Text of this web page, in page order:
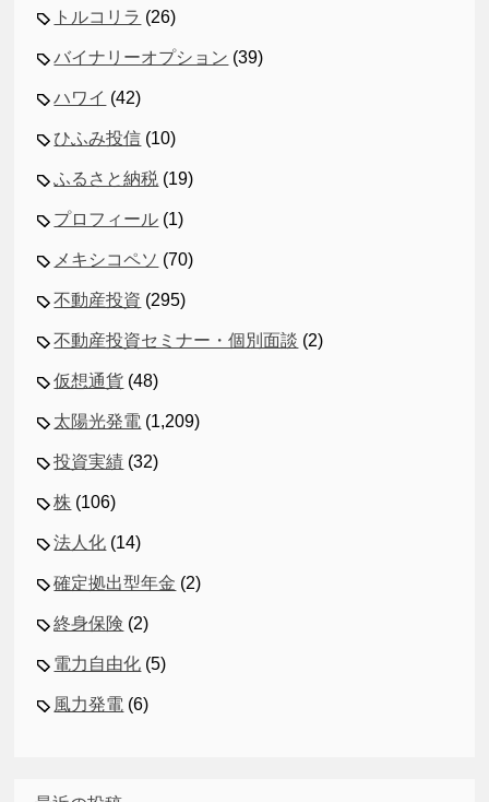
トルコリラ (26)
バイナリーオプション (39)
ハワイ (42)
ひふみ投信 (10)
ふるさと納税 (19)
プロフィール (1)
メキシコペソ (70)
不動産投資 (295)
不動産投資セミナー・個別面談 (2)
仮想通貨 (48)
太陽光発電 (1,209)
投資実績 (32)
株 (106)
法人化 (14)
確定拠出型年金 (2)
終身保険 (2)
電力自由化 (5)
風力発電 (6)